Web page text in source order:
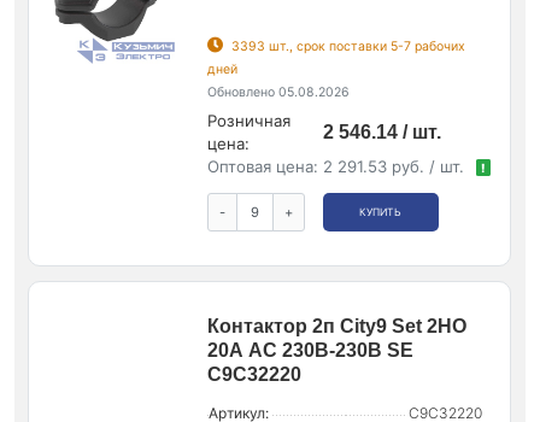
3393 шт., срок поставки 5-7 рабочих
дней
Обновлено 05.08.2026
Розничная
цена:
2 546.14 / шт.
Оптовая цена: 2 291.53 руб. / шт. !
- + КУПИТЬ
Контактор 2п City9 Set 2НО
20А AC 230В-230В SE
C9C32220
Артикул:
C9C32220